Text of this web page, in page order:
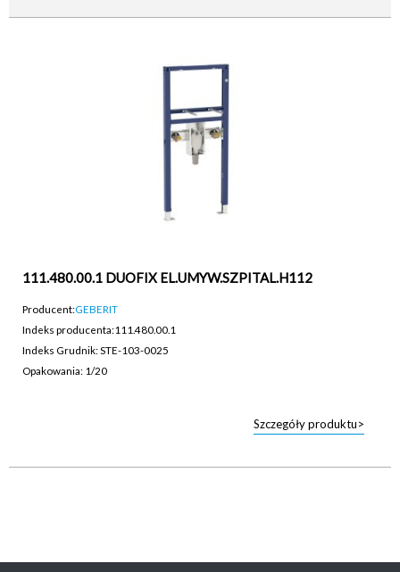
111.480.00.1 DUOFIX EL.UMYW.SZPITAL.H112
Producent:GEBERIT
Indeks producenta:111.480.00.1
Indeks Grudnik: STE-103-0025
Opakowania: 1/20
Szczegóły produktu>